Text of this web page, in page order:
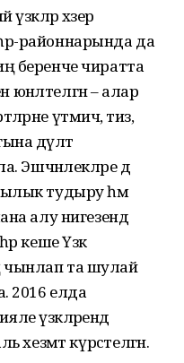
хәзер
районнарында да
беренче чиратта
– алар
үтмичә, тиз,
дәүләт
Эшчәнлекләре дә
тудыру һәм
алу нигезендә
кеше Үзәк
та шулай
2016 елда
үзәкләрендә
хезмәт күрсәтелгән.